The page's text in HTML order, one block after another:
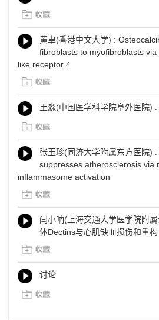
黄聿(香港中文大学) :
fibroblasts to myofibroblasts
like receptor 4
王淼(中国医学科学院阜外医院)
张玉珍(同济大学附属东方医院)
suppresses atherosclerosis via
inflammasome activation
闫小响(上海交通大学医学院附
体Dectins与心肌缺血损伤和重构
讨论